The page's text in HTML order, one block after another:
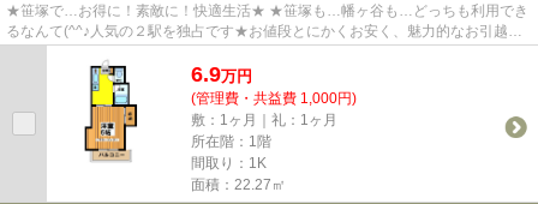
★笹塚で…お得に！素敵に！快適生活★ ★笹塚も…幡ヶ谷も…どっちも利用でき
るなんて(^^♪人気の２駅を独占です★お値段とにかくお安く、魅力的なお引越し
の夢を叶える！そんなお勧めの一部...
6.9万円
(管理費・共益費 1,000円)
敷：1ヶ月｜礼：1ヶ月
所在階：1階
間取り：1K
面積：22.27㎡